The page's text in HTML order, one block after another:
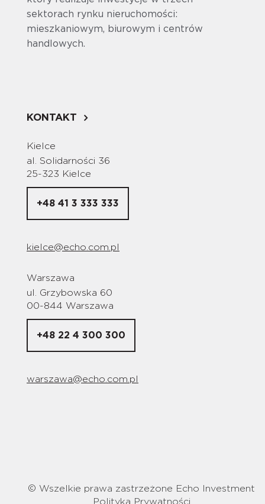
sektorach rynku nieruchomości:
mieszkaniowym, biurowym i centrów
handlowych.
KONTAKT
Kielce
al. Solidarności 36
25-323 Kielce
+48 41 3 333 333
kielce@echo.com.pl
Warszawa
ul. Grzybowska 60
00-844 Warszawa
+48 22 4 300 300
warszawa@echo.com.pl
© Wszelkie prawa zastrzeżone Echo Investment
Polityka Prywatności